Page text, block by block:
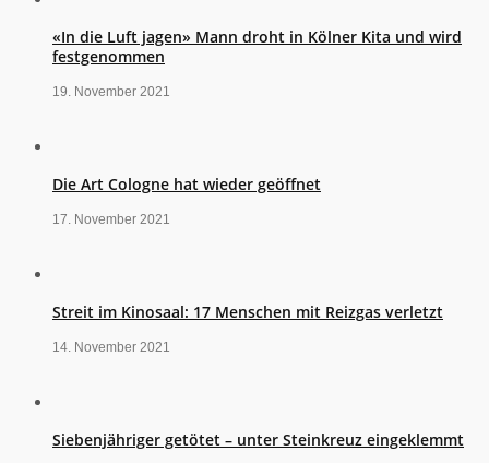
«In die Luft jagen» Mann droht in Kölner Kita und wird
festgenommen
19. November 2021
Die Art Cologne hat wieder geöffnet
17. November 2021
Streit im Kinosaal: 17 Menschen mit Reizgas verletzt
14. November 2021
Siebenjähriger getötet – unter Steinkreuz eingeklemmt